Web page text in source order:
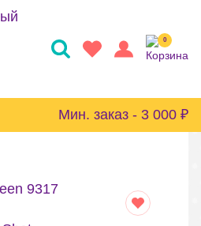
0
Мин. заказ - 3 000 ₽